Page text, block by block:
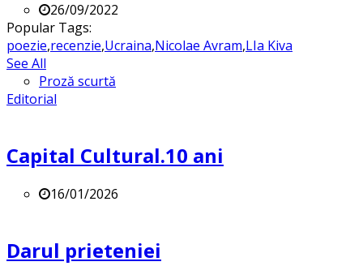
26/09/2022
Popular Tags:
poezie,recenzie,Ucraina,Nicolae Avram,LIa Kiva
See All
Proză scurtă
Editorial
Capital Cultural.10 ani
16/01/2026
Darul prieteniei